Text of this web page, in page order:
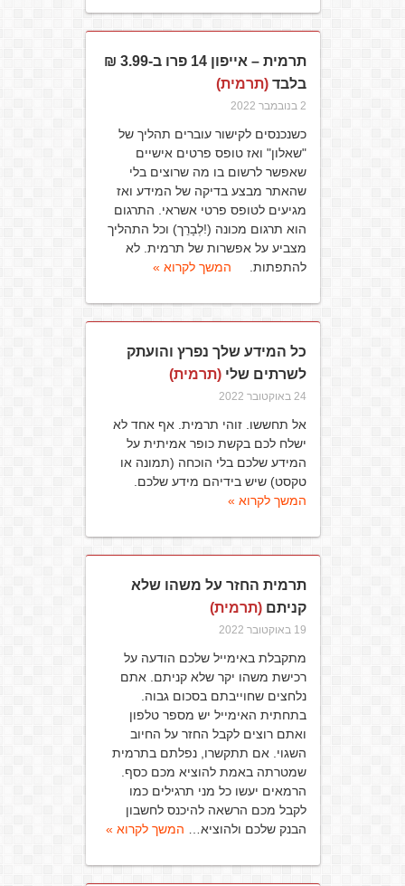
תרמית – אייפון 14 פרו ב-3.99 ₪
בלבד(תרמית)
2 בנובמבר 2022
כשנכנסים לקישור עוברים תהליך של
"שאלון" ואז טופס פרטים אישיים
שאפשר לרשום בו מה שרוצים בלי
שהאתר מבצע בדיקה של המידע ואז
מגיעים לטופס פרטי אשראי. התרגום
הוא תרגום מכונה (!לְבָרֵך) וכל התהליך
מצביע על אפשרות של תרמית. לא
להתפתות. המשך לקרוא »
כל המידע שלך נפרץ והועתק
לשרתים שלי(תרמית)
24 באוקטובר 2022
אל תחששו. זוהי תרמית. אף אחד לא
ישלח לכם בקשת כופר אמיתית על
המידע שלכם בלי הוכחה (תמונה או
טקסט) שיש בידיהם מידע שלכם.
המשך לקרוא »
תרמית החזר על משהו שלא
קניתם(תרמית)
19 באוקטובר 2022
מתקבלת באימייל שלכם הודעה על
רכישת משהו יקר שלא קניתם. אתם
נלחצים שחוייבתם בסכום גבוה.
בתחתית האימייל יש מספר טלפון
ואתם רוצים לקבל החזר על החיוב
השגוי. אם תתקשרו, נפלתם בתרמית
שמטרתה באמת להוציא מכם כסף.
הרמאים יעשו כל מני תרגילים כמו
לקבל מכם הרשאה להיכנס לחשבון
הבנק שלכם ולהוציא… המשך לקרוא »